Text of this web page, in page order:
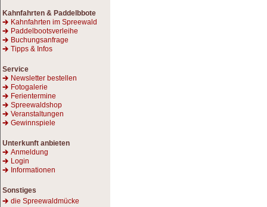
Kahnfahrten & Paddelbbote
Kahnfahrten im Spreewald
Paddelbootsverleihe
Buchungsanfrage
Tipps & Infos
Service
Newsletter bestellen
Fotogalerie
Ferientermine
Spreewaldshop
Veranstaltungen
Gewinnspiele
Unterkunft anbieten
Anmeldung
Login
Informationen
Sonstiges
die Spreewaldmücke